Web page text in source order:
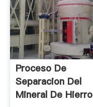
Proceso De
Separacion Del
Mineral De Hierro